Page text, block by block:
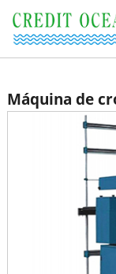
Máquina de